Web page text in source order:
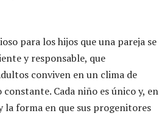
para los hijos que una pareja se
y responsable, que
conviven en un clima de
Cada niño es único y, en
la forma en que sus progenitores